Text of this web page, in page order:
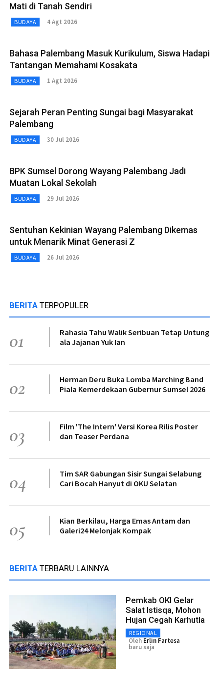
Mati di Tanah Sendiri
BUDAYA 4 Agt 2026
Bahasa Palembang Masuk Kurikulum, Siswa Hadapi
Tantangan Memahami Kosakata
BUDAYA 1 Agt 2026
Sejarah Peran Penting Sungai bagi Masyarakat
Palembang
BUDAYA 30 Jul 2026
BPK Sumsel Dorong Wayang Palembang Jadi
Muatan Lokal Sekolah
BUDAYA 29 Jul 2026
Sentuhan Kekinian Wayang Palembang Dikemas
untuk Menarik Minat Generasi Z
BUDAYA 26 Jul 2026
BERITA TERPOPULER
01
Rahasia Tahu Walik Seribuan Tetap Untung
ala Jajanan Yuk Ian
02
Herman Deru Buka Lomba Marching Band
Piala Kemerdekaan Gubernur Sumsel 2026
03
Film 'The Intern' Versi Korea Rilis Poster
dan Teaser Perdana
04
Tim SAR Gabungan Sisir Sungai Selabung
Cari Bocah Hanyut di OKU Selatan
05
Kian Berkilau, Harga Emas Antam dan
Galeri24 Melonjak Kompak
BERITA TERBARU LAINNYA
Pemkab OKI Gelar
Salat Istisqa, Mohon
Hujan Cegah Karhutla
REGIONAL
Oleh Erlin Fartesa
baru saja